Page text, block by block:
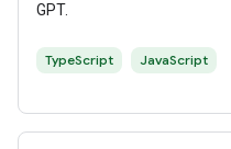
GPT.
TypeScript JavaScript